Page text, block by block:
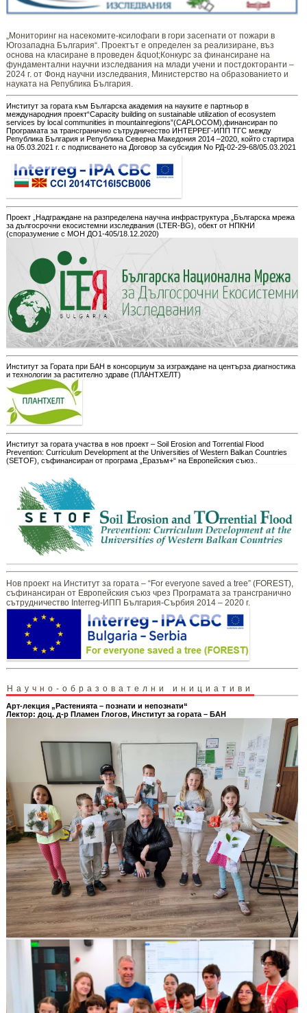
„Мониторинг ​​​на ​​насекомите-ксилофаги в гори засегнати от пожари в
Югозападна България“. Проектът е определен за реализиране, въз
основа на класиране в проведен &quot;Конкурс за финансиране на
фундаментални научни изследвания на млади учени и постдокторанти –
2024 г. от Фонд научни изследвания, Министерство на образованието и
науката на Република България.
Институт за гората към Българска академия на науките е партньор в
международния проект“Capacity building on sustainable utilization of ecosystem
services by local communities in mountainregions”(CAPLOCOM),финансиран по
Програмата за трансгранично сътрудничество ИНТЕРРЕГ-ИПП ТГС между
Република България и Република Северна Македония 2014 –2020, който стартира
на 05.03.2021 г. с подписването на Договор за субсидия No РД-02-29-68/05.03.2021
Проект „Надграждане на разпределена научна инфраструктура „Българска мрежа
за дългосрочни екосистемни изследвания (LTER-BG), обект от НПКНИ
(споразумение с МОН ДО1-405/18.12.2020)
Институт за Гората при БАН в консорциум за изграждане на центърза диагностика
и технологии за растително здраве (ПЛАНТХЕЛТ)
Институт за гората участва в нов проект – Soil Erosion and Torrential Flood
Prevention: Curriculum Development at the Universities of Western Balkan Countries
(SETOF), съфинансиран от програма „Еразъм+“ на Европейския съюз..
Нов проект на Институт за гората – “For everyone saved a tree” (FOREST),
съфинансиран от Европейския съюз чрез Програмата за трансгранично
сътрудничество Interreg-ИПП България-Сърбия 2014 – 2020 г.
Научно-образователни инициативи
Арт-лекция „Растенията – познати и непознати“
Лектор: доц. д-р Пламен Глогов, Институт за гората – БАН